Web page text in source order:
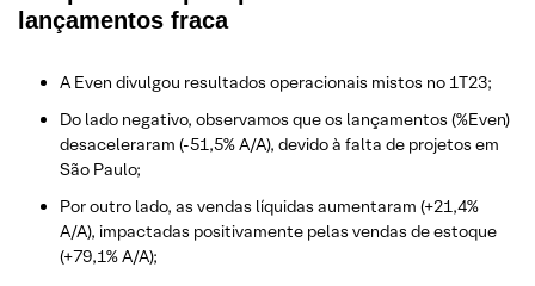
lançamentos fraca
A Even divulgou resultados operacionais mistos no 1T23;
Do lado negativo, observamos que os lançamentos (%Even)
desaceleraram (-51,5% A/A), devido à falta de projetos em
São Paulo;
Por outro lado, as vendas líquidas aumentaram (+21,4%
A/A), impactadas positivamente pelas vendas de estoque
(+79,1% A/A);